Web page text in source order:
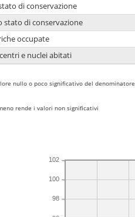
di conservazione
stato di conservazione
occupate
e nuclei abitati
nullo o poco significativo del denominatore
rende i valori non significativi
98
100
102